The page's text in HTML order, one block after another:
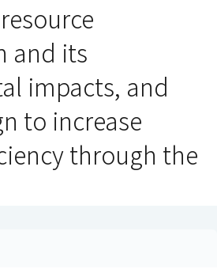
and its
impacts, and
to increase
through the